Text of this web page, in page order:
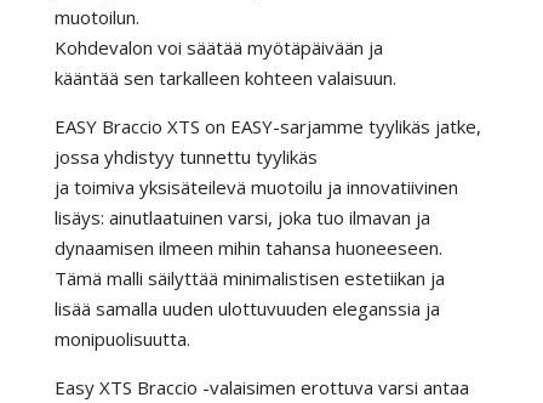
muotoilun.
Kohdevalon voi säätää myötäpäivään ja
kääntää sen tarkalleen kohteen valaisuun.
EASY Braccio XTS on EASY-sarjamme tyylikäs jatke,
jossa yhdistyy tunnettu tyylikäs
ja toimiva yksisäteilevä muotoilu ja innovatiivinen
lisäys: ainutlaatuinen varsi, joka tuo ilmavan ja
dynaamisen ilmeen mihin tahansa huoneeseen.
Tämä malli säilyttää minimalistisen estetiikan ja
lisää samalla uuden ulottuvuuden eleganssia ja
monipuolisuutta.
Easy XTS Braccio -valaisimen erottuva varsi antaa